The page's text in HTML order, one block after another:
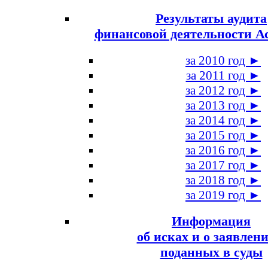
Результаты аудита
финансовой деятельности
за 2010 год ►
за 2011 год ►
за 2012 год ►
за 2013 год ►
за 2014 год ►
за 2015 год ►
за 2016 год ►
за 2017 год ►
за 2018 год ►
за 2019 год ►
Информация
об исках и о
поданных в суды